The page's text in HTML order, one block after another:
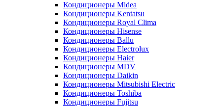
Кондиционеры Midea
Кондиционеры Kentatsu
Кондиционеры Royal Clima
Кондиционеры Hisense
Кондиционеры Ballu
Кондиционеры Electrolux
Кондиционеры Haier
Кондиционеры MDV
Кондиционеры Daikin
Кондиционеры Mitsubishi Electric
Кондиционеры Toshiba
Кондиционеры Fujitsu